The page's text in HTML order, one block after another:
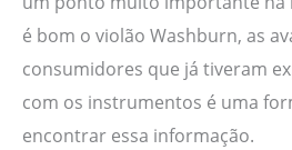
é bom o violão Washburn, as
consumidores que já tiveram
com os instrumentos é uma
encontrar essa informação.